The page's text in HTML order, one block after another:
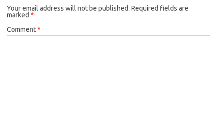
Your email address will not be published. Required fields are
marked *
Comment*